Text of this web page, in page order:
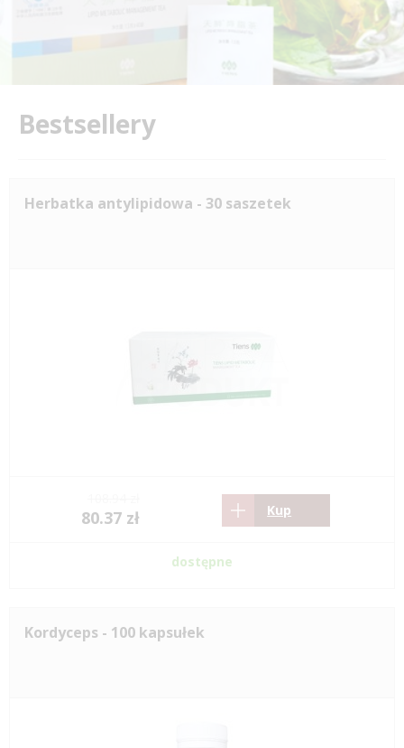
Bestsellery
Herbatka antylipidowa - 30 saszetek
80.37 zł Kup
dostępne
Kordyceps - 100 kapsułek